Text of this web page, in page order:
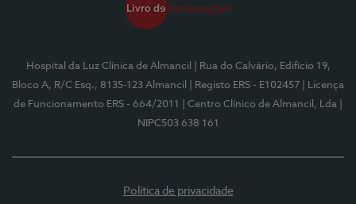
Hospital da Luz Clínica de Almancil
| Rua do Calvário, Edifício 19,
Bloco A, R/C Esq., 8135-123 Almancil
| Registo ERS - E102457
| Licença
de Funcionamento ERS - 664/2011
| Centro Clínico de Almancil, Lda
NIPC503 638 161
Política de privacidade